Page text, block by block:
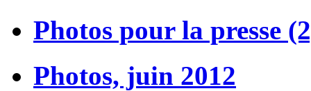
Photos pour la presse
Photos, juin 2012